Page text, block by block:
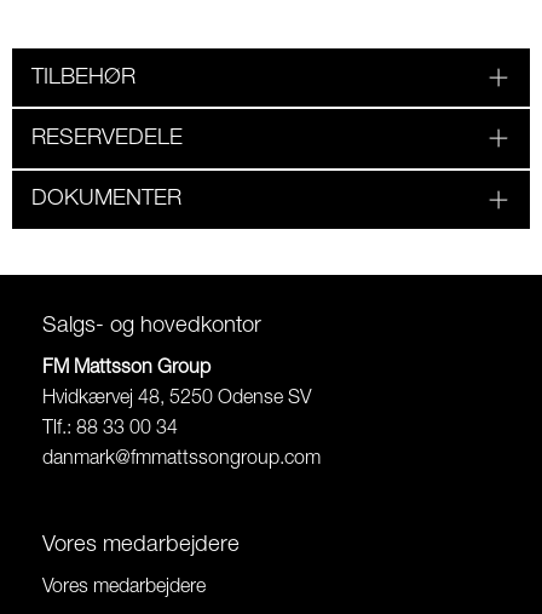
TILBEHØR
RESERVEDELE
DOKUMENTER
Salgs- og hovedkontor
FM Mattsson Group
Hvidkærvej 48, 5250 Odense SV
Tlf.: 88 33 00 34
danmark@fmmattssongroup.com
Vores medarbejdere
Vores medarbejdere